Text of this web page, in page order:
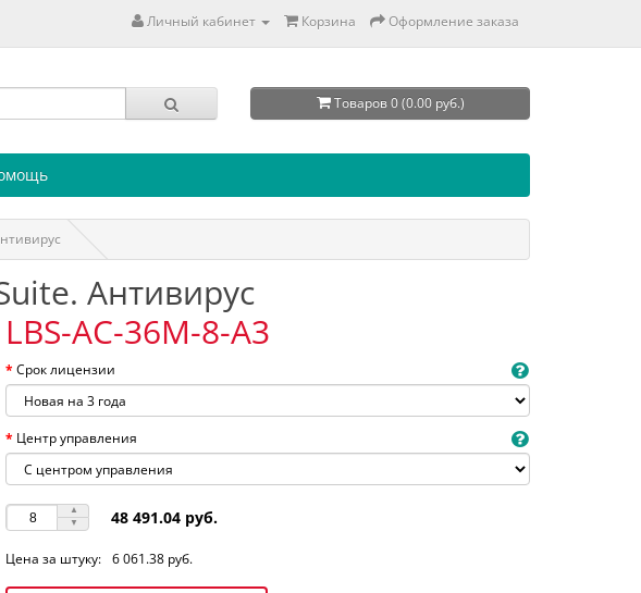
Личный кабинет Корзина Оформление заказа
Товаров 0 (0.00 руб.)
Антивирус
LBS-AC-36M-8-A3
Срок лицензии
Центр управления
48 491.04 руб.
Цена за штуку: 6 061.38 руб.